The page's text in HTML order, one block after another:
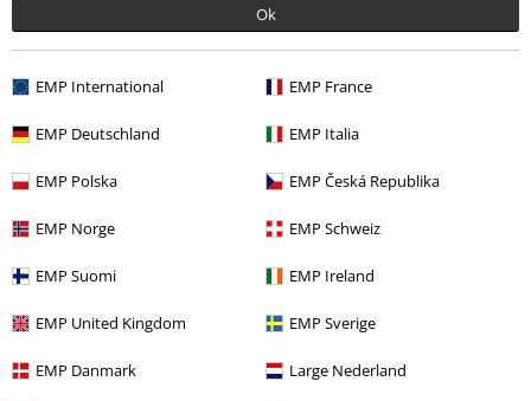
Ok
EMP International EMP France
EMP Deutschland EMP Italia
EMP Polska EMP Česká Republika
EMP Norge EMP Schweiz
EMP Suomi EMP Ireland
EMP United Kingdom EMP Sverige
EMP Danmark Large Nederland
%
15,99 €
Portafoglio
48,99 €
Little Mermaid
Portafoglio